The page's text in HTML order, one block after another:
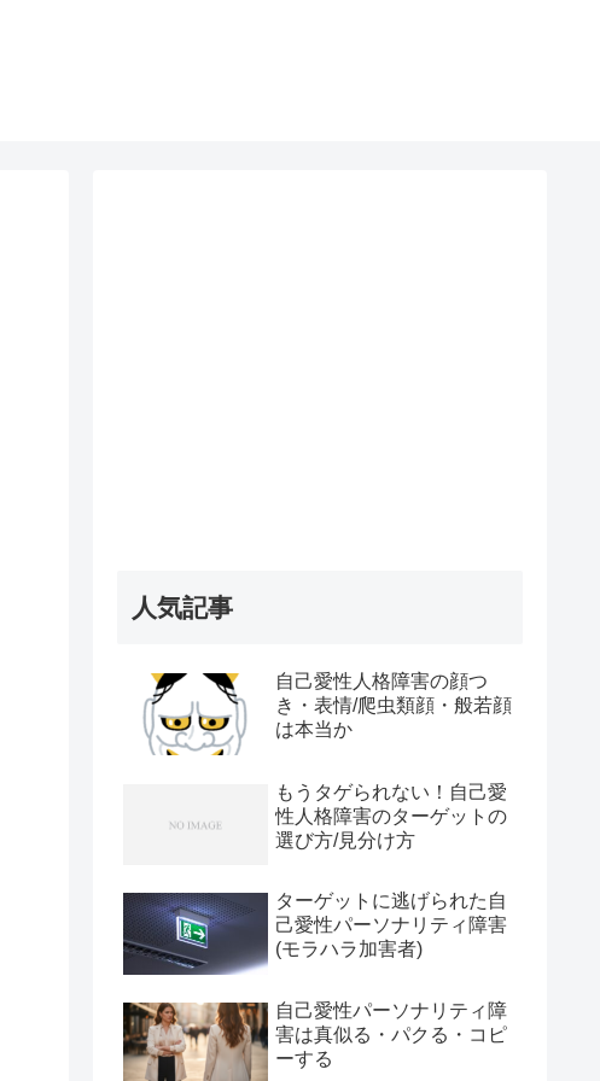
人気記事
自己愛性人格障害の顔つ
き・表情/爬虫類顔・般若顔
は本当か
もうタゲられない！自己愛
性人格障害のターゲットの
選び方/見分け方
ターゲットに逃げられた自
己愛性パーソナリティ障害
(モラハラ加害者)
自己愛性パーソナリティ障
害は真似る・パクる・コピ
ーする